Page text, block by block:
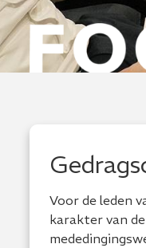
Voor de leden
karakter van